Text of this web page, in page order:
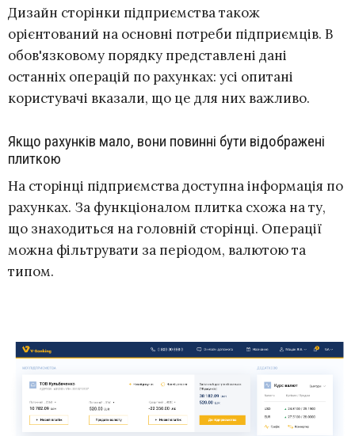
Дизайн сторінки підприємства також
орієнтований на основні потреби підприємців. В
обов'язковому порядку представлені дані
останніх операцій по рахунках: усі опитані
користувачі вказали, що це для них важливо.
Якщо рахунків мало, вони повинні бути відображені
плиткою
На сторінці підприємства доступна інформація по
рахунках. За функціоналом плитка схожа на ту,
що знаходиться на головній сторінці. Операції
можна фільтрувати за періодом, валютою та
типом.